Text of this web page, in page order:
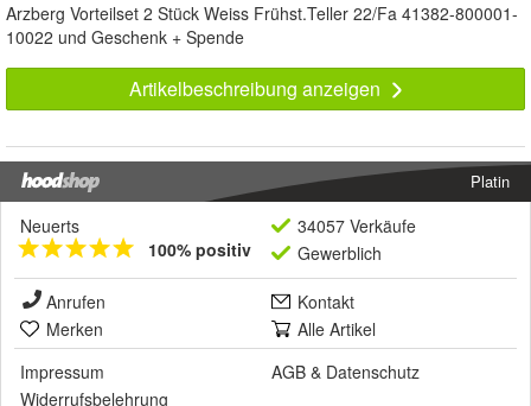
Arzberg Vorteilset 2 Stück Weiss Frühst.Teller 22/Fa 41382-800001-
10022 und Geschenk + Spende
Artikelbeschreibung anzeigen
Platin
Neuerts
100% positiv
34057 Verkäufe
Gewerblich
Anrufen
Kontakt
Merken
Alle Artikel
Impressum
AGB & Datenschutz
Widerrufsbelehrung